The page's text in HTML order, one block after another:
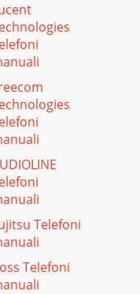
Telefoni
Telefoni